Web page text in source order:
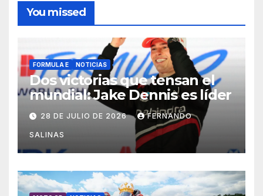
You missed
FORMULA E NOTICIAS
Dos victorias que tensan el
mundial: Jake Dennis es líder
28 DE JULIO DE 2026 FERNANDO
SALINAS